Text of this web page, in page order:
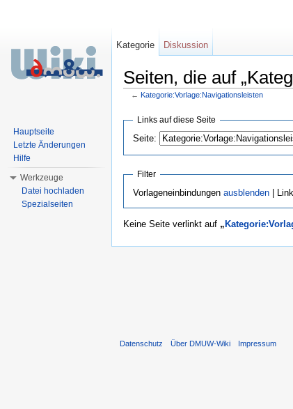
Seiten, die auf
← Kategorie:Vorlage:Navigationsleisten
Links auf diese Seite
Seite:
Filter
Vorlageneinbindungen ausblenden|
Keine Seite verlinkt auf „
Kategorie Diskussion
Hauptseite
Letzte Änderungen
Hilfe
Werkzeuge
Datei hochladen
Spezialseiten
Datenschutz Über DMUW-Wiki Impressum